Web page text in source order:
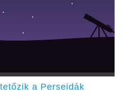
a Perseidák